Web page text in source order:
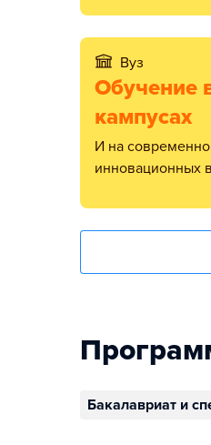
Вуз
Обучение
кампусах
и на современном ИТ-оборудовании, в
инновационных
Бакалавриат и